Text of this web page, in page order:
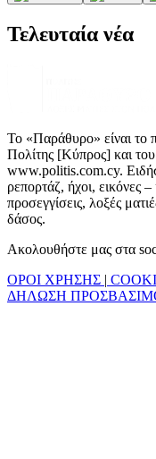
Τελευταία νέα
Το «Παράθυρο» είναι το
Πολίτης [Κύπρος] και
www.politis.com.cy.
ρεπορτάζ, ήχοι, εικόνες –
προσεγγίσεις, λοξές
δάσος.
Ακολουθήστε μας στα
ΟΡΟΙ ΧΡΗΣΗΣ |
ΔΗΛΩΣΗ